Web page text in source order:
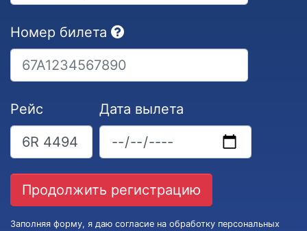
Номер билета
Рейс Дата вылета
Заполняя форму, я даю согласие на обработку персональных